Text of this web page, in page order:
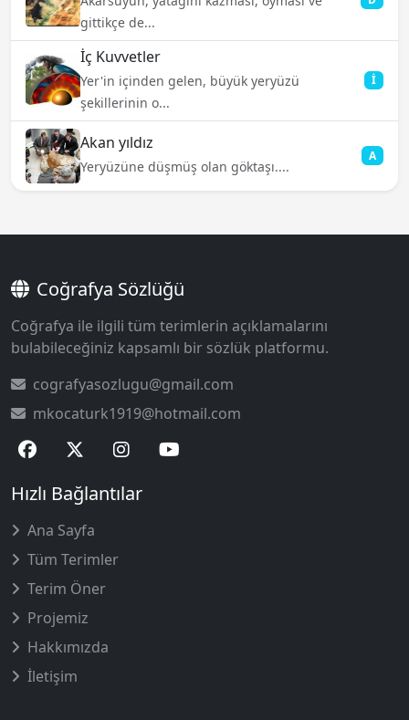
gittikçe de...
İç Kuvvetler
Yer'in içinden gelen, büyük yeryüzü
şekillerinin o...
İ
Akan yıldız
Yeryüzüne düşmüş olan göktaşı....
A
Coğrafya Sözlüğü
Coğrafya ile ilgili tüm terimlerin açıklamalarını
bulabileceğiniz kapsamlı bir sözlük platformu.
cografyasozlugu@gmail.com
mkocaturk1919@hotmail.com
Hızlı Bağlantılar
Ana Sayfa
Tüm Terimler
Terim Öner
Projemiz
Hakkımızda
İletişim